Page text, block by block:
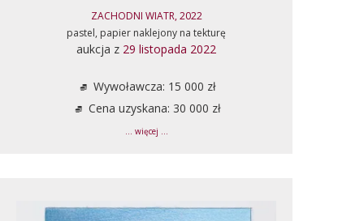
ZACHODNI WIATR, 2022
pastel, papier naklejony na tekturę
aukcja z 29 listopada 2022
Wywoławcza: 15 000 zł
Cena uzyskana: 30 000 zł
... więcej ...